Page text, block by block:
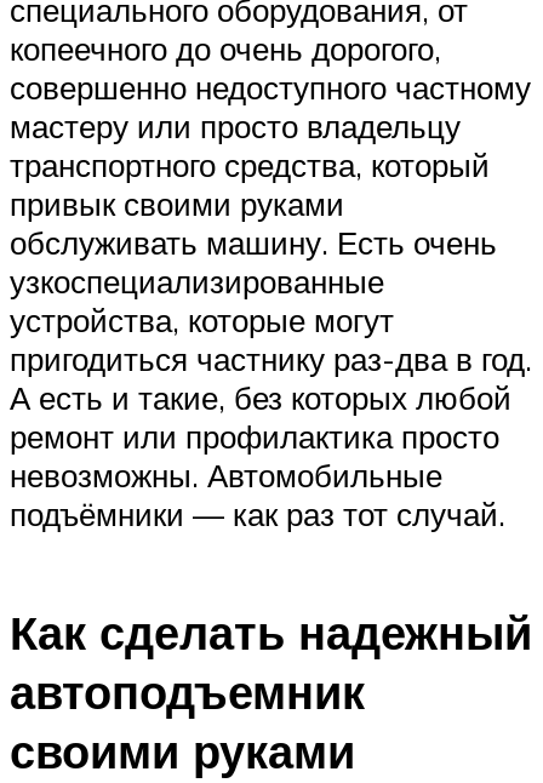
специального оборудования, от
копеечного до очень дорогого,
совершенно недоступного частному
мастеру или просто владельцу
транспортного средства, который
привык своими руками
обслуживать машину. Есть очень
узкоспециализированные
устройства, которые могут
пригодиться частнику раз-два в год.
А есть и такие, без которых любой
ремонт или профилактика просто
невозможны. Автомобильные
подъёмники — как раз тот случай.
Как сделать надежный
автоподъемник
своими руками